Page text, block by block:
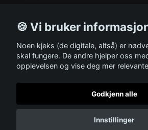
Meld deg på vårt
© 2026 ITSHOP
🍪 Vi bruker
Noen kjeks (de digitale, altså) er
skal fungere. De andre hjelper oss
opplevelsen og vise deg mer
Godkjenn alle
Innstillinger